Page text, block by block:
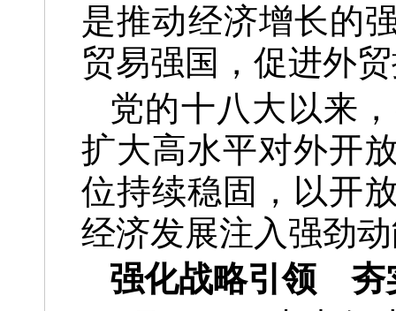
是推动经济增长的
贸易强国，促进外
党的十八大以来
扩大高水平对外开
位持续稳固，以开
经济发展注入强劲
强化战略引领 夯